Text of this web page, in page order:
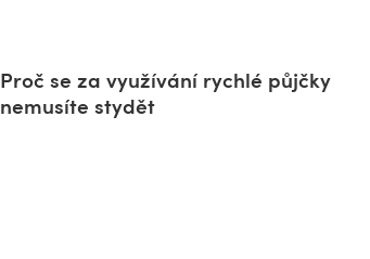
Proč se za využívání rychlé půjčky
nemusíte stydět